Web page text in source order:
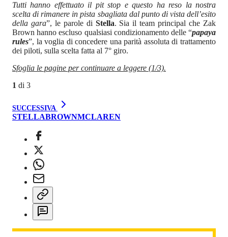
Tutti hanno effettuato il pit stop e questo ha reso la nostra
scelta di rimanere in pista sbagliata dal punto di vista dell’esito
della gara”, le parole di Stella. Sia il team principal che Zak
Brown hanno escluso qualsiasi condizionamento delle “papaya
rules”, la voglia di concedere una parità assoluta di trattamento
dei piloti, sulla scelta fatta al 7° giro.
Sfoglia le pagine per continuare a leggere (1/3).
1 di 3
SUCCESSIVA
STELLABROWNMCLAREN